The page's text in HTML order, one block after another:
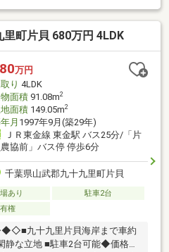
価格変更や、物件の状況もいち
追加』をぜひご利用ください♪
町片貝 680万円 4LDK
万円
り 4LDK
面積91.08m2
面積149.05m2
月 1997年9月(築29年)
ＪＲ東金線 東金駅 バス25分/「片
農協前」バス停 停歩6分
千葉県山武郡九十九里町片貝
あり
駐車2台
権
九十九里片貝海岸まで車約
可能◆価格や